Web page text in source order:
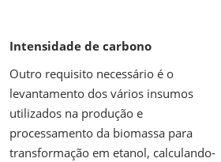
Intensidade de carbono
Outro requisito necessário é o
levantamento dos vários insumos
utilizados na produção e
processamento da biomassa para
transformação em etanol, calculando-